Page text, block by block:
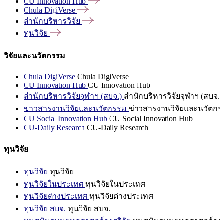
Chula DigiVerse
สำนักบริหารวิจัย
ทุนวิจัย
วิจัยและนวัตกรรม
Chula DigiVerse Chula DigiVerse
CU Innovation Hub CU Innovation Hub
สำนักบริหารวิจัยจุฬาฯ (สบจ.) สำนักบริหารวิจัยจุฬาฯ (สบจ
ข่าวสารงานวิจัยและนวัตกรรม ข่าวสารงานวิจัยและนวัตก
CU Social Innovation Hub CU Social Innovation Hub
CU-Daily Research CU-Daily Research
ทุนวิจัย
ทุนวิจัย ทุนวิจัย
ทุนวิจัยในประเทศ ทุนวิจัยในประเทศ
ทุนวิจัยต่างประเทศ ทุนวิจัยต่างประเทศ
ทุนวิจัย สบจ. ทุนวิจัย สบจ.